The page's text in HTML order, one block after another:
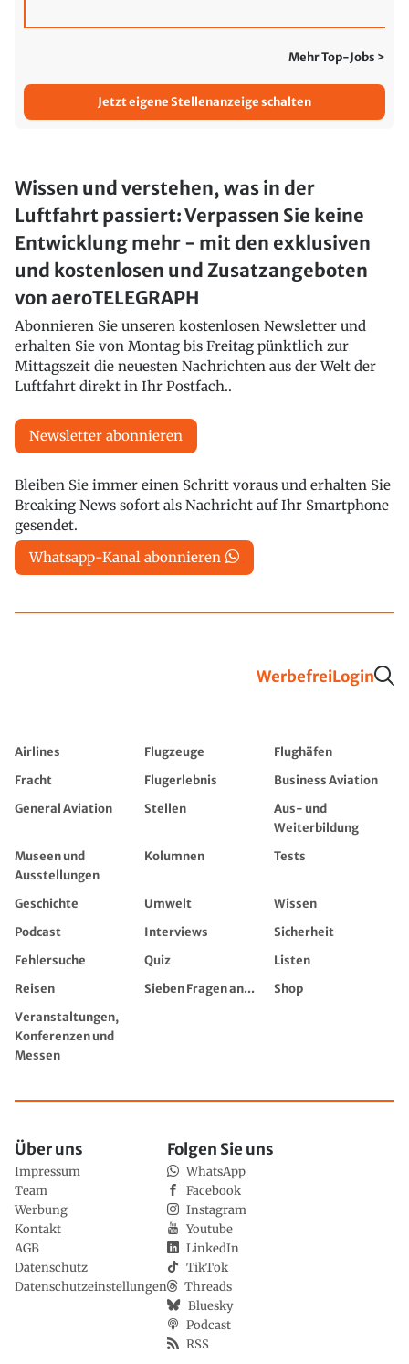
Mehr Top-Jobs >
Jetzt eigene Stellenanzeige schalten
Wissen und verstehen, was in der
Luftfahrt passiert: Verpassen Sie keine
Entwicklung mehr - mit den exklusiven
und kostenlosen und Zusatzangeboten
von aeroTELEGRAPH
Abonnieren Sie unseren kostenlosen Newsletter und
erhalten Sie von Montag bis Freitag pünktlich zur
Mittagszeit die neuesten Nachrichten aus der Welt der
Luftfahrt direkt in Ihr Postfach..
Newsletter abonnieren
Bleiben Sie immer einen Schritt voraus und erhalten Sie
Breaking News sofort als Nachricht auf Ihr Smartphone
gesendet.
Whatsapp-Kanal abonnieren
WerbefreiLogin
Airlines Flugzeuge
Flughäfen
Fracht
Flugerlebnis
Business Aviation
General Aviation
Stellen
Aus- und
Weiterbildung
Museen und
Ausstellungen
Kolumnen Tests
Geschichte Umwelt
Wissen
Podcast
Interviews
Sicherheit
Fehlersuche
Quiz
Listen
Reisen
Sieben Fragen an...
Shop
Veranstaltungen,
Konferenzen und
Messen
Über uns
Impressum
Team
Werbung
Kontakt
AGB
Datenschutz
Datenschutzeinstellungen
Folgen Sie uns
WhatsApp
Facebook
Instagram
Youtube
LinkedIn
TikTok
Threads
Bluesky
Podcast
RSS